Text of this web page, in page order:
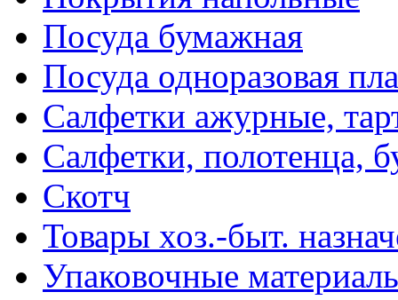
Посуда бумажная
Посуда одноразовая
Салфетки ажурные,
Салфетки, полотенца,
Скотч
Товары хоз.-быт.
Упаковочные